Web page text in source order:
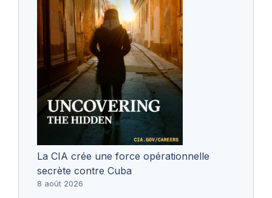
La CIA crée une force opérationnelle
secrète contre Cuba
8 août 2026